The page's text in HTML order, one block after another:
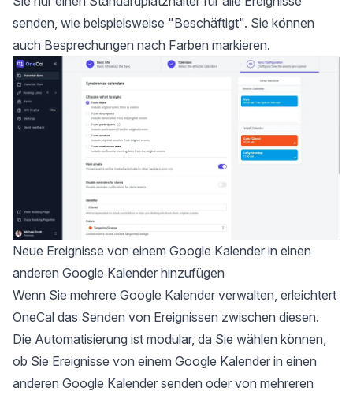
senden, wie beispielsweise "Beschäftigt". Sie können
auch Besprechungen nach Farben markieren.
Neue Ereignisse von einem Google Kalender in einen
anderen Google Kalender hinzufügen
Wenn Sie mehrere Google Kalender verwalten, erleichtert
OneCal das Senden von Ereignissen zwischen diesen.
Die Automatisierung ist modular, da Sie wählen können,
ob Sie Ereignisse von einem Google Kalender in einen
anderen Google Kalender senden oder von mehreren